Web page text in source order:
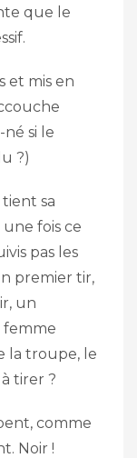
que le
et mis en
si le
?)
sa
fois ce
pas les
premier tir,
un
femme
la troupe, le
tirer ?
comme
Noir !